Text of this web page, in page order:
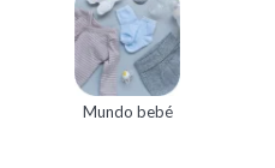
Mundo bebé